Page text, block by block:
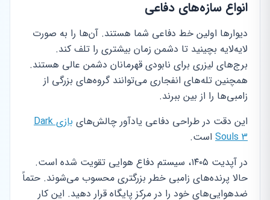
انواع سازه‌های دفاعی
دیوارها اولین خط دفاعی شما هستند. آن‌ها را به صورت
لایه‌لایه بچینید تا دشمن زمان بیشتری را تلف کند.
برج‌های لیزری برای نابودی قهرمانان دشمن عالی هستند.
همچنین تله‌های انفجاری می‌توانند گروه‌های بزرگی از
زامبی‌ها را از بین ببرند.
این دقت در طراحی دفاعی یادآور چالش‌های
بازی Dark
Souls 3 است.
در آپدیت ۱۴۰۵، سیستم دفاع هوایی تقویت شده است.
حالا پرنده‌های زامبی خطر بزرگتری محسوب می‌شوند. حتماً
ضدهوایی‌های خود را در مرکز پایگاه قرار دهید. این کار